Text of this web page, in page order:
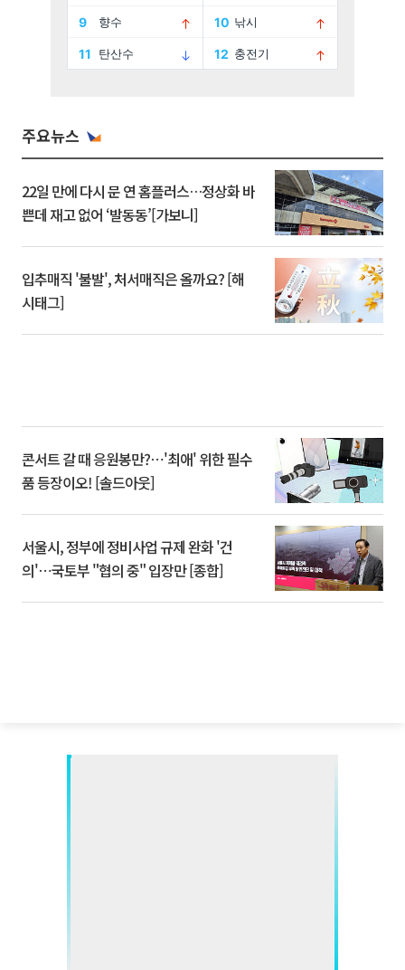
주요뉴스
22일 만에 다시 문 연 홈플러스…정상화 바
쁜데 재고 없어 ‘발동동’[가보니]
입추매직 '불발', 처서매직은 올까요? [해
시태그]
콘서트 갈 때 응원봉만?⋯'최애' 위한 필수
품 등장이오! [솔드아웃]
서울시, 정부에 정비사업 규제 완화 '건
의'⋯국토부 "협의 중" 입장만 [종합]